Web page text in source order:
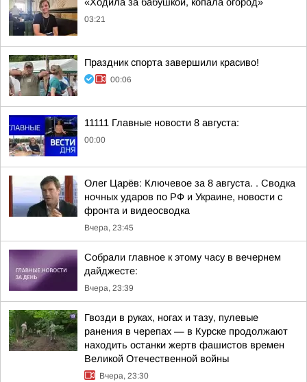
03:21
Праздник спорта завершили красиво!
00:06
11111 Главные новости 8 августа:
00:00
Олег Царёв: Ключевое за 8 августа. . Сводка
ночных ударов по РФ и Украине, новости с
фронта и видеосводка
Вчера, 23:45
Собрали главное к этому часу в вечернем
дайджесте:
Вчера, 23:39
Гвозди в руках, ногах и тазу, пулевые
ранения в черепах — в Курске продолжают
находить останки жертв фашистов времен
Великой Отечественной войны
Вчера, 23:30